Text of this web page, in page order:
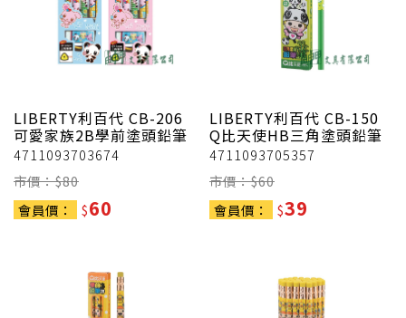
LIBERTY利百代 CB-206
可愛家族2B學前塗頭鉛筆
4711093703674
市價：$80
會員價：
$60
LIBERTY利百代 CB-150
Q比天使HB三角塗頭鉛筆
4711093705357
市價：$60
會員價：
$39